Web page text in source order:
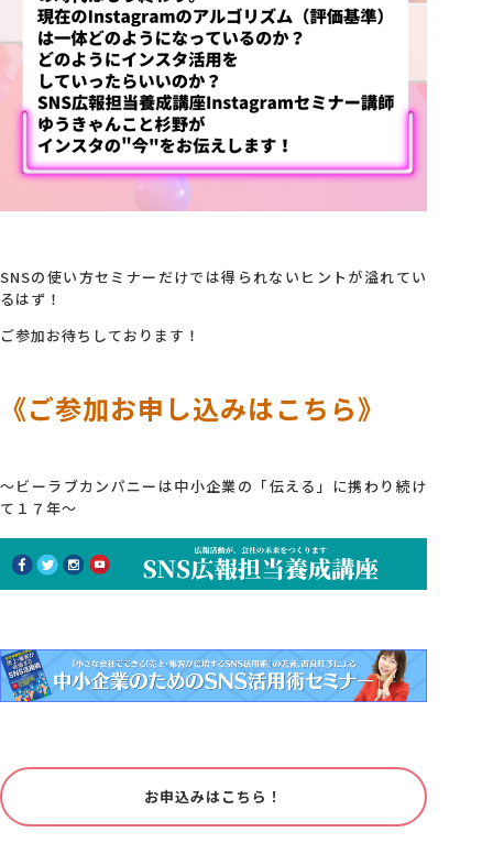
SNSの使い方セミナーだけでは得られないヒントが溢れてい
るはず！
ご参加お待ちしております！
《ご参加お申し込みはこちら》
～ビーラブカンパニーは中小企業の「伝える」に携わり続け
て１７年～
お申込みはこちら！